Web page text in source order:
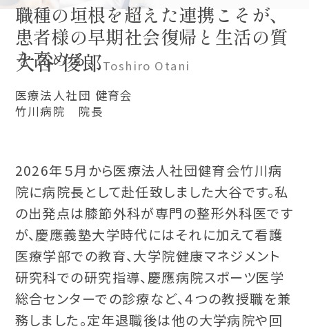
職種の垣根を超えた連携こそが、
患者様の早期社会復帰と 生活の質
を高める。
大谷 俊郎Toshiro Otani
医療法人社団 健育会
竹川病院 院長
2026年５月から医療法人社団健育会竹川病
院に病院長として赴任致しました大谷です。私
の出発点は膝節外科が専門の整形外科医です
が、慶應義塾大学時代にはそれに加えて看護
医療学部での教育、大学院健康マネジメント
研究科での研究指導、慶應病院スポーツ医学
総合センターでの診療など、４つの教授職を兼
務しました。定年退職後は他の大学病院や回